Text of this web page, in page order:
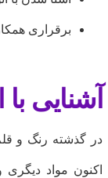
برقراری
آشنایی با
در گذشته رنگ و قلم
اکنون مواد دیگری